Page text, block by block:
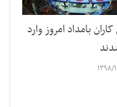
بامداد امروز وارد
۱۱/۲۷